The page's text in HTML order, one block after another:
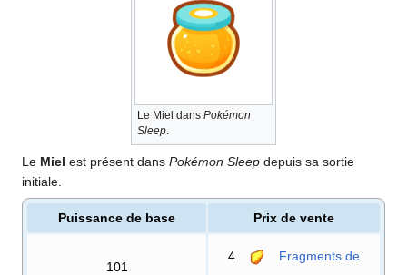
Le Miel dans Pokémon
Sleep
Le Miel est présent dans Pokémon Sleep depuis sa sortie
initiale.
Puissance de base Prix de vente
101
4 Fragments de